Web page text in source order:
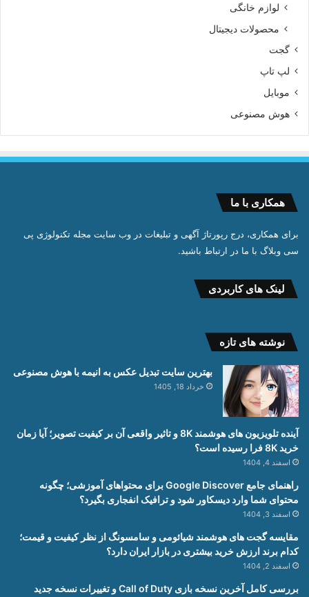
لوازم خانگی
محصولات دیجیتال
گجت
لپ تاپ
موبایل
هوش مصنوعی
همکاری با ما
برای همکاری، درج رپورتاژ آگهی و تبلیغات در وب سایت مجله تکنولوژی پی
سی وبلاگ با ما در ارتباط باشید.
لینک های کاربردی
نوشته های تازه
بهترین سایت تبدیل عکس به انیمه با هوش مصنوعی
خرداد 18, 1405
آینده تلویزیون های هوشمند 8K و تاثیر واقعی آن بر کیفیت تصویر؛ آیا زمان
خرید 8K فرا رسیده است؟
اسفند 4, 1404
راهنمای جامع Google Discover برای محتواهای آموزشی؛ چگونه
محتوای شما وارد دیسکاور شود و ترافیک انفجاری بگیرد؟
اسفند 3, 1404
مقایسه گجت های هوشمند شیائومی و سامسونگ از نظر کیفیت و قیمت؛
کدام برند ارزش خرید بیشتری در بازار ایران دارد؟
اسفند 2, 1404
بررسی کامل آخرین نسخه بازی Call of Duty و تغییرات نسخه جدید